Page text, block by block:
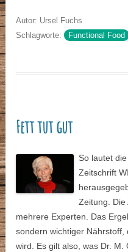
Autor: Ursel Fuchs
Schlagworte: Functional Food
Fett tut gut
So lautet
Zeitschrift
Zeitung. Die
mehrere Experten. Das
sondern wichtiger
wird. Es gilt also, was Dr.